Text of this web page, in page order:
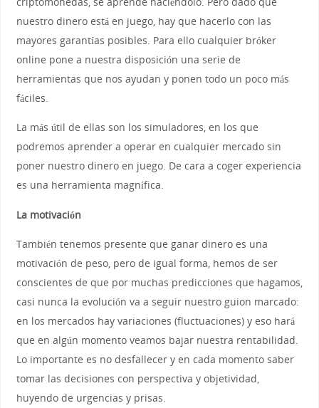
nuestro dinero está en juego, hay que hacerlo con las
mayores garantías posibles. Para ello cualquier bróker
online pone a nuestra disposición una serie de
herramientas que nos ayudan y ponen todo un poco más
fáciles.
La más útil de ellas son los simuladores, en los que
podremos aprender a operar en cualquier mercado sin
poner nuestro dinero en juego. De cara a coger experiencia
es una herramienta magnífica.
La motivación
También tenemos presente que ganar dinero es una
motivación de peso, pero de igual forma, hemos de ser
conscientes de que por muchas predicciones que hagamos,
casi nunca la evolución va a seguir nuestro guion marcado:
en los mercados hay variaciones (fluctuaciones) y eso hará
que en algún momento veamos bajar nuestra rentabilidad.
Lo importante es no desfallecer y en cada momento saber
tomar las decisiones con perspectiva y objetividad,
huyendo de urgencias y prisas.